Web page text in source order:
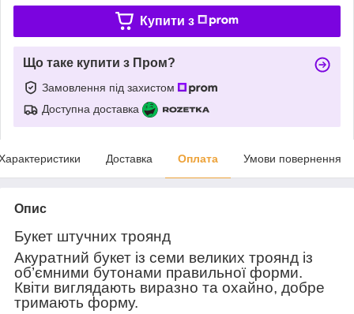
Купити з
Що таке купити з Пром?
Замовлення під захистом
Доступна доставка
Доставка Оплата Умови повернення
Опис
Букет штучних троянд
Акуратний букет із семи великих троянд із
об’ємними бутонами правильної форми.
Квіти виглядають виразно та охайно, добре
тримають форму.